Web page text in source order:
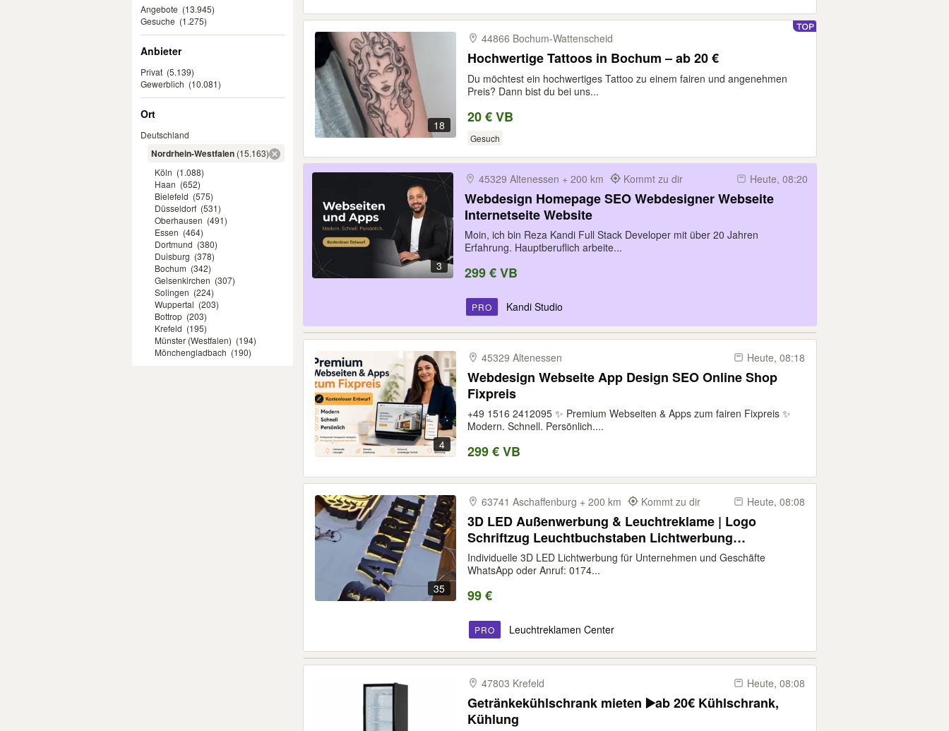
Angebote (13.945)
Gesuche (1.275)
Anbieter
Privat (5.139)
Gewerblich (10.081)
Ort
Deutschland
Nordrhein-Westfalen (15.163)
Köln (1.088)
Haan (652)
Bielefeld (575)
Düsseldorf (531)
Oberhausen (491)
Essen (464)
Dortmund (380)
Duisburg (378)
Bochum (342)
Gelsenkirchen (307)
Solingen (224)
Wuppertal (203)
Bottrop (203)
Krefeld (195)
Münster (Westfalen) (194)
Mönchengladbach (190)
18
44866 Bochum-​Wattenscheid
Hochwertige Tattoos in Bochum – ab 20 €
Du möchtest ein hochwertiges Tattoo zu einem fairen und angenehmen
Preis? Dann bist du bei uns...
20 € VB
Gesuch
3
45329 Altenessen + 200 km Kommt zu dir Heute, 08:20
Webdesign Homepage SEO Webdesigner Webseite
Internetseite Website
Moin, ich bin Reza Kandi Full Stack Developer mit über 20 Jahren
Erfahrung. Hauptberuflich arbeite...
299 € VB
PRO Kandi Studio
4
45329 Altenessen Heute, 08:18
Webdesign Webseite App Design SEO Online Shop
Fixpreis
+49 1516 2412095 ✨ Premium Webseiten & Apps zum fairen Fixpreis ✨
Modern. Schnell. Persönlich....
299 € VB
35
63741 Aschaffenburg + 200 km Kommt zu dir Heute, 08:08
3D LED Außenwerbung & Leuchtreklame | Logo
Schriftzug Leuchtbuchstaben Lichtwerbung
Werbeschild Firmenlogo Fassadenbeschriftung
Leuchtkasten Lichtkasten Pylon
Individuelle 3D LED Lichtwerbung für Unternehmen und Geschäfte
WhatsApp oder Anruf: 0174...
99 €
PRO Leuchtreklamen Center
47803 Krefeld Heute, 08:08
Getränkekühlschrank mieten ▶️ab 20€ Kühlschrank,
Kühlung